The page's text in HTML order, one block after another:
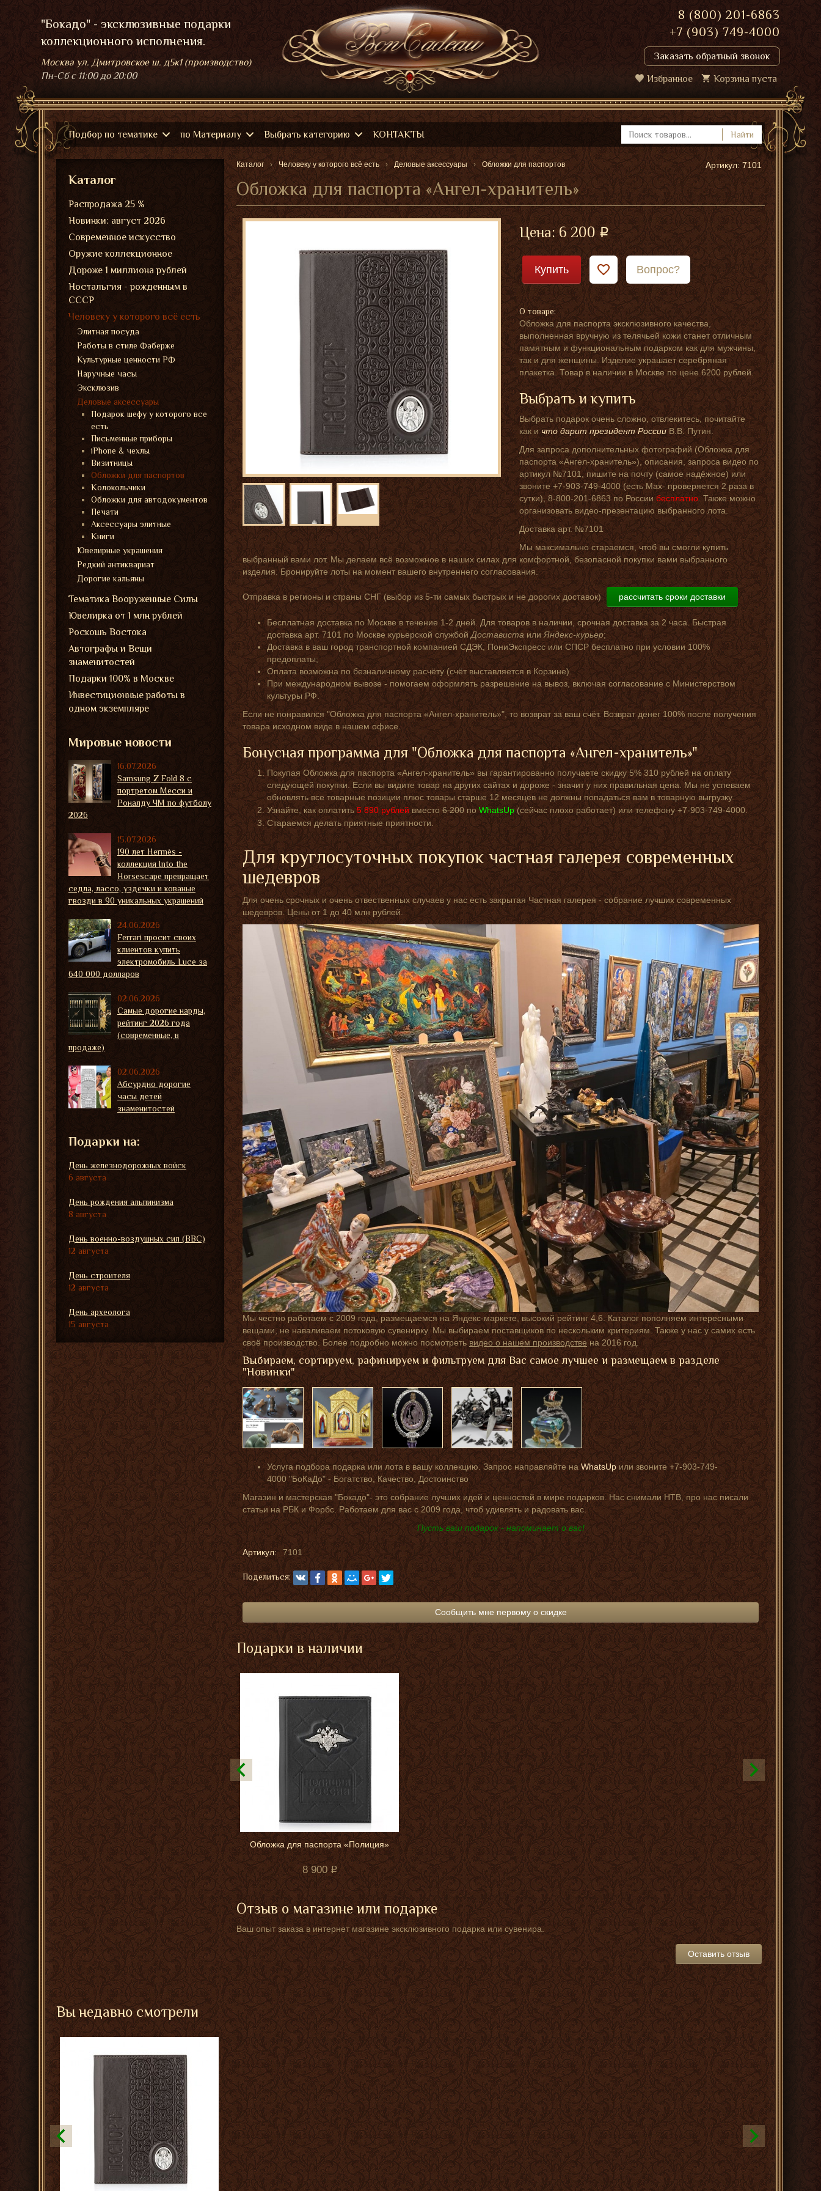
"Бокадо" - эксклюзивные подарки
коллекционного исполнения.
Москва ул. Дмитровское ш. д5к1 (производство)
Пн-Сбс 11:00 до 20:00
8 (800) 201-6863
+7 (903) 749-4000
Заказать обратный звонок
Избранное Корзина пуста
Подбор по тематике по Материалу Выбрать категорию КОНТАКТЫ Найти
Каталог Человеку у которого всё есть Деловые аксессуары Обложки для паспортов
Обложка для паспорта «Ангел-хранитель»
Артикул: 7101
Цена:6 200
Купить Вопрос?
О товаре:
Обложка для паспорта эксклюзивного качества,
выполненная вручную из телячьей кожи станет отличным
памятным и функциональным подарком как для мужчины,
так и для женщины. Изделие украшает серебряная
плакетка. Товар в наличии в Москве по цене 6200 рублей.
Выбрать и купить
Выбрать подарок очень сложно, отвлекитесь, почитайте
как ичто дарит президент РоссииВ.В. Путин.
Для запроса дополнительных фотографий (Обложка для
паспорта «Ангел-хранитель»), описания, запроса видео по
артикул №7101, пишите на почту (самое надёжное) или
звоните +7-903-749-4000 (есть Мах- проверяется 2 раза в
сутки), 8-800-201-6863 по Россиибесплатно. Также можно
организовать видео-презентацию выбранного лота.
Доставка арт. №7101
Мы максимально стараемся, чтоб вы смогли купить
выбранный вами лот. Мы делаем всё возможное в наших силах для комфортной, безопасной покупки вами выбранного
изделия. Бронируйте лоты на момент вашего внутреннего согласования.
Отправка в регионы и страны СНГ (выбор из 5-ти самых быстрых и не дорогих доставок) рассчитать сроки доставки
Бесплатная доставка по Москве в течение 1-2 дней. Для товаров в наличии, срочная доставка за 2 часа. Быстрая
доставка арт. 7101 по Москве курьерской службойДостависта илиЯндекс-курьер;
Доставка в ваш город транспортной компанией СДЭК, ПониЭкспресс или СПСР бесплатно при условии 100%
предоплаты;
Оплата возможна по безналичному расчёту (счёт выставляется в Корзине).
При международном вывозе - помогаем оформлять разрешение на вывоз, включая согласование с Министерством
культуры РФ.
Если не понравился "Обложка для паспорта «Ангел-хранитель»", то возврат за ваш счёт. Возврат денег 100% после получения
товара исходном виде в нашем офисе.
Бонусная программа для "Обложка для паспорта «Ангел-хранитель»"
Покупая Обложка для паспорта «Ангел-хранитель» вы гарантированно получаете скидку 5% 310 рублей на оплату
следующей покупки. Если вы видите товар на других сайтах и дороже - значит у них правильная цена. Мы не успеваем
обновлять все товарные позиции плюс товары старше 12 месяцев не должны попадаться вам в товарную выгрузку.
Узнайте, как оплатить5 890 рублейвместо6 200поWhatsUp (сейчас плохо работает) или телефону +7-903-749-4000.
Стараемся делать приятные приятности.
Для круглосуточных покупок частная галерея современных
шедевров
Для очень срочных и очень отвественных случаев у нас есть закрытая Частная галерея - собрание лучших современных
шедевров. Цены от 1 до 40 млн рублей.
Мы честно работаем с 2009 года, размещаемся на Яндекс-маркете, высокий рейтинг 4,6. Каталог пополняем интересными
вещами, не наваливаем потоковую сувенирку. Мы выбираем поставщиков по нескольким критериям. Также у нас у самих есть
своё производство. Более подробно можно посмотреть видео о нашем производствена 2016 год.
Выбираем, сортируем, рафинируем и фильтруем для Вас самое лучшее и размещаем в разделе
"Новинки"
Услуга подбора подарка или лота в вашу коллекцию. Запрос направляйте на WhatsUp или звоните +7-903-749-
4000 "БоКаДо" - Богатство, Качество, Достоинство
Магазин и мастерская "Бокадо"- это собрание лучших идей и ценностей в мире подарков. Нас снимали НТВ, про нас писали
статьи на РБК и Форбс. Работаем для вас с 2009 года, чтоб удивлять и радовать вас.
Пусть ваш подарок - напоминает о вас!
Артикул: 7101
Поделиться:
Сообщить мне первому о скидке
Подарки в наличии
Обложка для паспорта «Полиция»
8 900
Отзыв о магазине или подарке
Ваш опыт заказа в интернет магазине эксклюзивного подарка или сувенира.
Оставить отзыв
Каталог
Распродажа 25 %
Новинки: август 2026
Современное искусство
Оружие коллекционное
Дороже 1 миллиона рублей
Ностальгия - рожденным в
СССР
Человеку у которого всё есть
Элитная посуда
Работы в стиле Фаберже
Культурные ценности РФ
Наручные часы
Эксклюзив
Деловые аксессуары
Подарок шефу у которого все
есть
Письменные приборы
iPhone & чехлы
Визитницы
Обложки для паспортов
Колокольчики
Обложки для автодокументов
Печати
Аксессуары элитные
Книги
Ювелирные украшения
Редкий антиквариат
Дорогие кальяны
Тематика Вооруженные Силы
Ювелирка от 1 млн рублей
Роскошь Востока
Автографы и Вещи
знаменитостей
Подарки 100% в Москве
Инвестиционные работы в
одном экземпляре
Мировые новости
16.07.2026
Samsung Z Fold 8 с
портретом Месси и
Роналду ЧМ по футболу
2026
15.07.2026
190 лет Hermès -
коллекция Into the
Horsescape превращает
седла, лассо, уздечки и кованые
гвозди в 90 уникальных украшений
24.06.2026
Ferrari просит своих
клиентов купить
электромобиль Luce за
640 000 долларов
02.06.2026
Самые дорогие нарды,
рейтинг 2026 года
(современные, в
продаже)
02.06.2026
Абсурдно дорогие
часы детей
знаменитостей
Подарки на:
День железнодорожных войск
6 августа
День рождения альпинизма
8 августа
День военно-воздушных сил (ВВС)
12 августа
День строителя
12 августа
День археолога
15 августа
Вы недавно смотрели